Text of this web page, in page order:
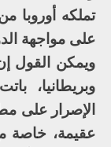
تملكه أوروبا
على مواجهة
ويمكن القول إن
وبريطانيا،
الإصرار على
عقيمة، خاصة